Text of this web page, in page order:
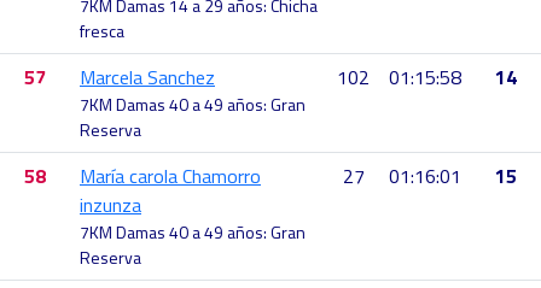
7KM Damas 14 a 29 años: Chicha
fresca
57 Marcela Sanchez
7KM Damas 40 a 49 años: Gran
Reserva
102 01:15:58 14
58
María carola Chamorro
inzunza
7KM Damas 40 a 49 años: Gran
Reserva
27 01:16:01 15